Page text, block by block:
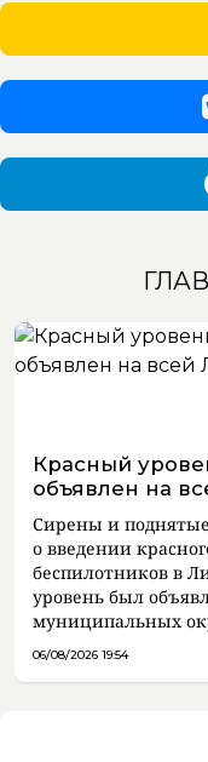
Красный
объявлен на
Сирены и
о введении
беспилотников в
уровень был
муниципальных
06/08/2026 19:54